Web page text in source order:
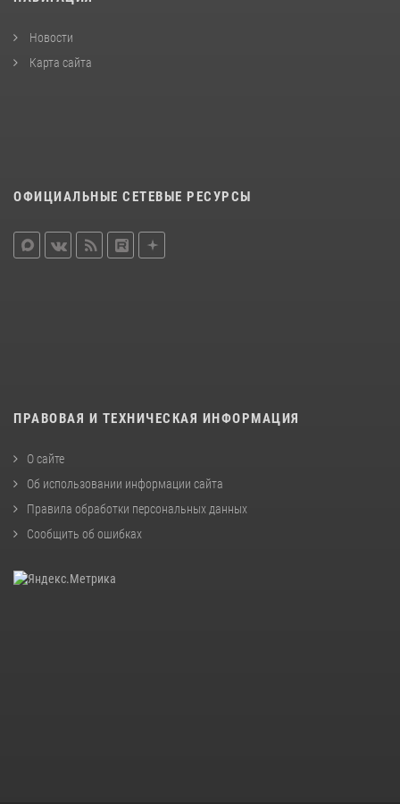
Новости
Карта сайта
ОФИЦИАЛЬНЫЕ СЕТЕВЫЕ РЕСУРСЫ
ПРАВОВАЯ И ТЕХНИЧЕСКАЯ ИНФОРМАЦИЯ
О сайте
Об использовании информации сайта
Правила обработки персональных данных
Сообщить об ошибках